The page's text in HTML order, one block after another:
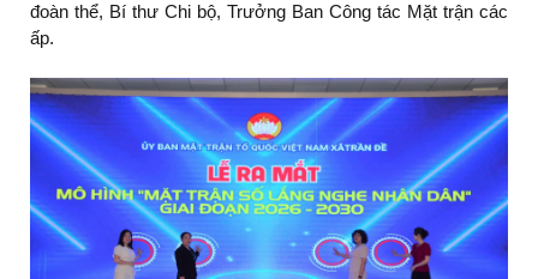
đoàn thể, Bí thư Chi bộ, Trưởng Ban Công tác Mặt trận các
ấp.